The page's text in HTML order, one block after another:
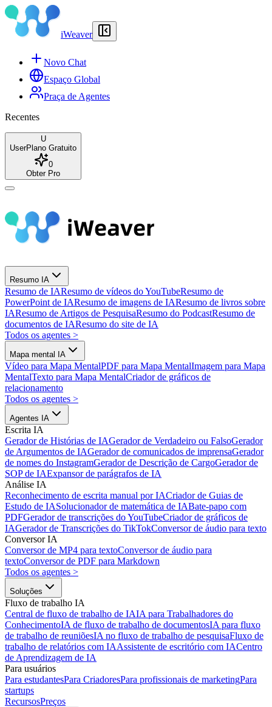
iWeaver
Novo Chat
Espaço Global
Praça de Agentes
Recentes
U
UserPlano Gratuito
0
Obter Pro
Resumo IA
Resumo de IAResumo de vídeos do YouTubeResumo de
PowerPoint de IAResumo de imagens de IAResumo de livros sobre
IAResumo de Artigos de PesquisaResumo do PodcastResumo de
documentos de IAResumo do site de IA
Todos os agentes >
Mapa mental IA
Vídeo para Mapa MentalPDF para Mapa MentalImagem para Mapa
MentalTexto para Mapa MentalCriador de gráficos de
relacionamento
Todos os agentes >
Agentes IA
Escrita IA
Gerador de Histórias de IAGerador de Verdadeiro ou FalsoGerador
de Argumentos de IAGerador de comunicados de imprensaGerador
de nomes do InstagramGerador de Descrição de CargoGerador de
SOP de IAExpansor de parágrafos de IA
Análise IA
Reconhecimento de escrita manual por IACriador de Guias de
Estudo de IASolucionador de matemática de IABate-papo com
PDFGerador de transcrições do YouTubeCriador de gráficos de
IAGerador de Transcrições do TikTokConversor de áudio para texto
Conversor IA
Conversor de MP4 para textoConversor de áudio para
textoConversor de PDF para Markdown
Todos os agentes >
Soluções
Fluxo de trabalho IA
Central de fluxo de trabalho de IAIA para Trabalhadores do
ConhecimentoIA de fluxo de trabalho de documentosIA para fluxo
de trabalho de reuniõesIA no fluxo de trabalho de pesquisaFluxo de
trabalho de relatórios com IAAssistente de escritório com IACentro
de Aprendizagem de IA
Para usuários
Para estudantesPara CriadoresPara profissionais de marketingPara
startups
RecursosPreços